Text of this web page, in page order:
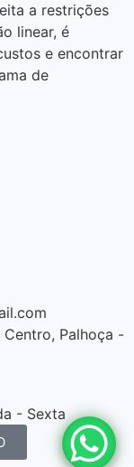
a restrições
linear, é
e encontrar
de
Centro, Palhoça -
- Sexta